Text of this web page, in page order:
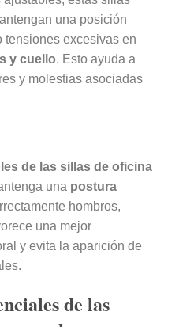
una posición
tensiones excesivas en
y cuello. Esto ayuda a
y molestias asociadas
de las sillas de oficina
una postura
hombros,
una mejor
y evita la aparición de
de las